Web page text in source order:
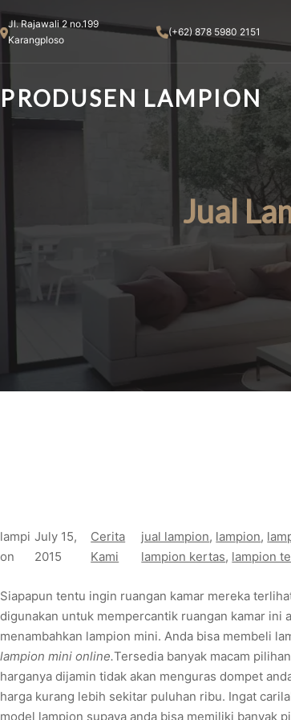
to
content
Jl. Rajawali 2 no.199
Karangploso
(+62) 878 5980 2151
PRODUSEN LAMPION
Jual
lampi
on
July 15,
2015
Cerita
Kami
jual lampion, lampion,
lampion kertas, lampion
Siapapun tentu ingin ruangan kamar mereka
digunakan untuk mempercantik ruangan kamar ini
menambahkan lampion mini. Anda bisa membeli
lampion mini online.Tersedia banyak macam
harganya dijamin tidak akan menguras dompet
harga kurang lebih sekitar puluhan ribu. Ingat
model lampion supaya anda bisa memiliki banyak